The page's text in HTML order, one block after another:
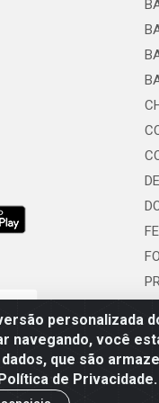
personalizada
navegando, você
que são
de Privacidade.
Ltda - R. Lineu